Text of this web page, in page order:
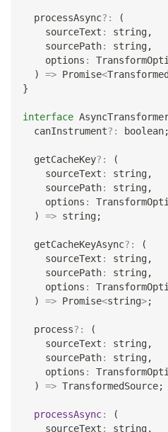
  processAsync
? :
(
    sourceText
: string,
    sourcePath
: string,
    options
:
)
=> Promise<
}
interface
  canInstrument
? : boolean;
  getCacheKey
? :
(
    sourceText
: string,
    sourcePath
: string,
    options
:
)
=> string;
  getCacheKeyAsync
? :
(
    sourceText
: string,
    sourcePath
: string,
    options
:
)
=> Promise<string>;
  process
? :
(
    sourceText
: string,
    sourcePath
: string,
    options
:
)
=> TransformedSource;
processAsync:
(
    sourceText
: string,